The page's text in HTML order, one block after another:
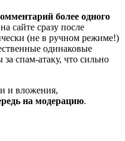
более одного
сайте сразу после
(не в ручном режиме!)
одинаковые
спам-атаку, что сильно
и вложения,
на модерацию.